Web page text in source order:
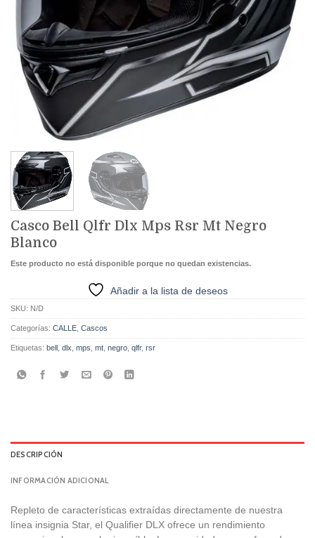
Casco Bell Qlfr Dlx Mps Rsr Mt Negro
Blanco
Este producto no está disponible porque no quedan existencias.
Añadir a la lista de deseos
SKU: N/D
Categorías: CALLE Cascos
Etiquetas: bell dlx mps mt negro qlfr, rsr
DESCRIPCIÓN
INFORMACIÓN ADICIONAL
Repleto de características extraídas directamente de nuestra
línea insignia Star, el Qualifier DLX ofrece un rendimiento